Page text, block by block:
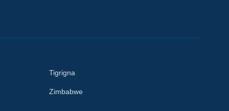
Tigrigna
Zimbabwe